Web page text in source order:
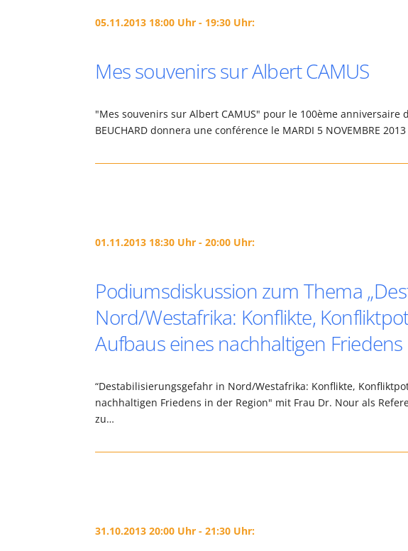
05.11.2013 18:00 Uhr - 19:30 Uhr:
Mes souvenirs sur Albert CAMUS
"Mes souvenirs sur Albert CAMUS" pour le 100ème anniversaire
BEUCHARD donnera une conférence le MARDI 5 NOVEMBRE
01.11.2013 18:30 Uhr - 20:00 Uhr:
Podiumsdiskussion zum Thema
Nord/Westafrika: Konflikte,
Aufbaus eines nachhaltigen Friedens
“Destabilisierungsgefahr in Nord/Westafrika: Konflikte,
nachhaltigen Friedens in der Region" mit Frau Dr. Nour als
zu…
31.10.2013 20:00 Uhr - 21:30 Uhr: